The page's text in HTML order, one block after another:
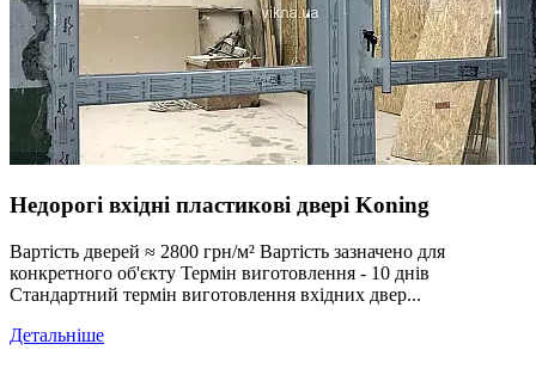
Недорогі вхідні пластикові двері Koning
Вартість дверей ≈ 2800 грн/м² Вартість зазначено для
конкретного об'єкту Термін виготовлення - 10 днів
Стандартний термін виготовлення вхідних двер...
Детальніше